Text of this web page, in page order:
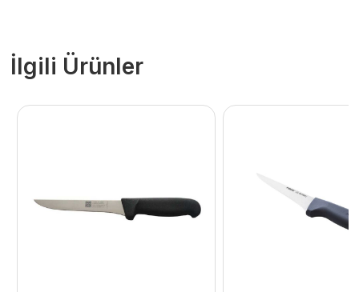
İlgili Ürünler